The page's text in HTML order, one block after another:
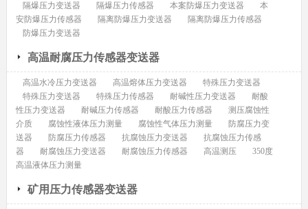
隔爆压力变送器
隔爆压力传感器 本案防爆压力变送器
本
安防爆压力传感器
隔离防爆压力变送器
隔离防爆压力传感器
防爆压力变送器
高温耐腐压力传感器变送器
高温水冷压力变送器 高温熔体压力变送器
特殊压力变送器
特殊压力变送器
特殊压力传感器 耐碱性压力变送器
耐酸
性压力变送器
耐碱压力传感器 耐酸压力传感器
测压腐蚀性
介质
腐蚀性液体压力测量 腐蚀性气体压力测量
防腐压力变
送器
防腐压力传感器 抗腐蚀压力变送器
抗腐蚀压力传感
器
耐腐蚀压力变送器 耐腐蚀压力传感器 高温测压
350度
高温液体压力测量
矿用压力传感器变送器